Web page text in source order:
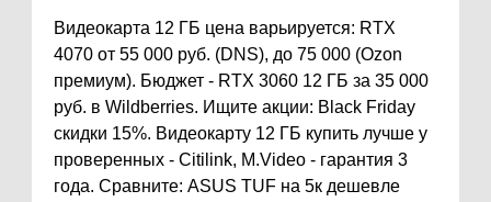
Видеокарта 12 ГБ цена варьируется: RTX
4070 от 55 000 руб. (DNS), до 75 000 (Ozon
премиум). Бюджет - RTX 3060 12 ГБ за 35 000
руб. в Wildberries. Ищите акции: Black Friday
скидки 15%. Видеокарту 12 ГБ купить лучше у
проверенных - Citilink, M.Video - гарантия 3
года. Сравните: ASUS TUF на 5к дешевле